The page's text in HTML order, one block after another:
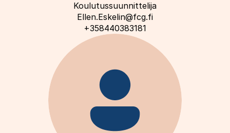
Koulutussuunnittelija
Ellen.Eskelin@fcg.fi
+358440383181